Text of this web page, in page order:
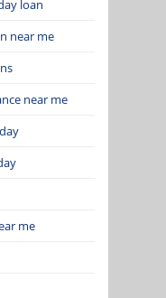
loan
near me
near me
me